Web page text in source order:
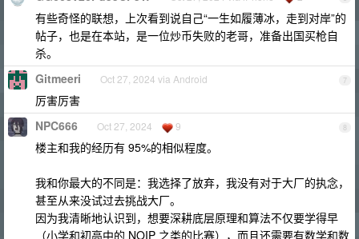
有些奇怪的联想，上次看到说自己“一生如履薄冰，走到对岸”的
帖子，也是在本站，是一位炒币失败的老哥，准备出国买枪自
杀。
7
Gitmeeri Oct 27, 2024 via Android
厉害厉害
8
NPC666 Oct 27, 2024 9
楼主和我的经历有 95%的相似程度。
我和你最大的不同是：我选择了放弃，我没有对于大厂的执念，
甚至从来没试过去挑战大厂。
因为我清晰地认识到，想要深耕底层原理和算法不仅要学得早
（小学和初高中的 NOIP 之类的比赛），而且还需要有数学和数